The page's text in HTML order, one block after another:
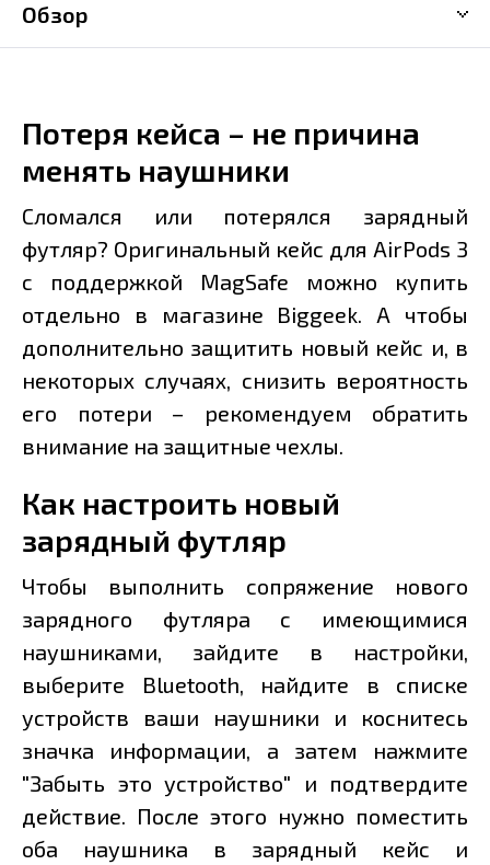
Обзор
Потеря кейса – не причина
менять наушники
Сломался или потерялся зарядный
футляр? Оригинальный кейс для AirPods 3
с поддержкой MagSafe можно купить
отдельно в магазине Biggeek. А чтобы
дополнительно защитить новый кейс и, в
некоторых случаях, снизить вероятность
его потери – рекомендуем обратить
внимание на защитные чехлы.
Как настроить новый
зарядный футляр
Чтобы выполнить сопряжение нового
зарядного футляра с имеющимися
наушниками, зайдите в настройки,
выберите Bluetooth, найдите в списке
устройств ваши наушники и коснитесь
значка информации, а затем нажмите
"Забыть это устройство" и подтвердите
действие. После этого нужно поместить
оба наушника в зарядный кейс и